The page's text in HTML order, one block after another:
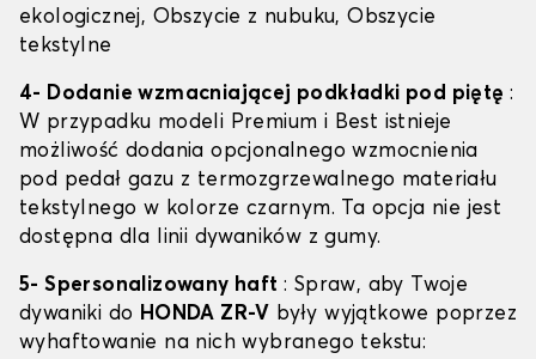
ekologicznej, Obszycie z nubuku, Obszycie
tekstylne
4- Dodanie wzmacniającej podkładki pod piętę :
W przypadku modeli Premium i Best istnieje
możliwość dodania opcjonalnego wzmocnienia
pod pedał gazu z termozgrzewalnego materiału
tekstylnego w kolorze czarnym. Ta opcja nie jest
dostępna dla linii dywaników z gumy.
5- Spersonalizowany haft : Spraw, aby Twoje
dywaniki do HONDA ZR-V były wyjątkowe poprzez
wyhaftowanie na nich wybranego tekstu: